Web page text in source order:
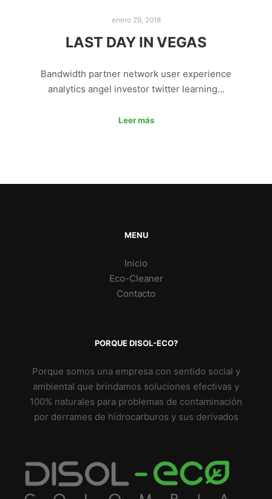
enero 29, 2018
LAST DAY IN VEGAS
Bandwidth partner network user experience
analytics angel investor twitter learning…
Leer más
MENU
Inicio
Eco-Cleaner
Contacto
PORQUE DISOL-ECO?
Porque somos una empresa con sentido social y
ambiental que brindamos soluciones efectivas y
100% naturales para problemas de contaminación
por derrames de hidrocarburos y sus derivados